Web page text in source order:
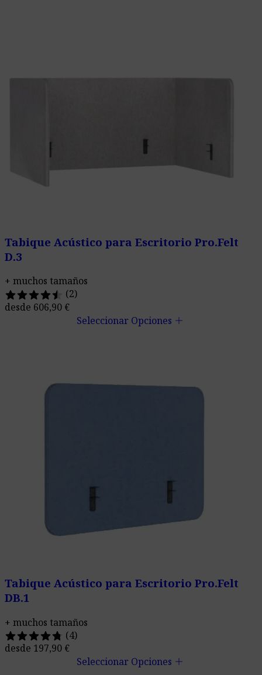
Tabique Acústico para Escritorio Pro.Felt
D.3
+ muchos tamaños
(2)
desde 606,90 €
Seleccionar Opciones add
Tabique Acústico para Escritorio Pro.Felt
DB.1
+ muchos tamaños
(4)
desde 197,90 €
Seleccionar Opciones add